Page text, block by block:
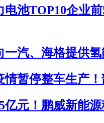
电池TOP10企业
一汽、海格提供
情暂停整车生产
亿元！鹏威新能